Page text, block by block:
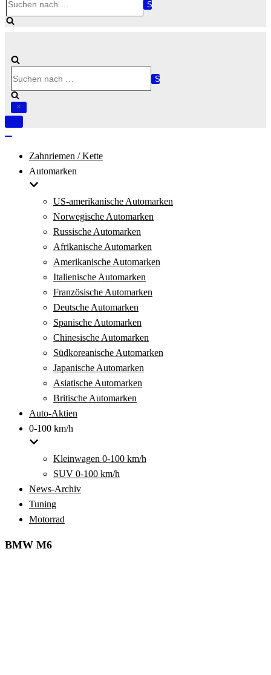
nach …
nach …
Navigation
Zahnriemen / Kette
Automarken
US-amerikanische Automarken
Norwegische Automarken
Russische Automarken
Afrikanische Automarken
Amerikanische Automarken
Italienische Automarken
Französische Automarken
Deutsche Automarken
Spanische Automarken
Chinesische Automarken
Südkoreanische Automarken
Japanische Automarken
Asiatische Automarken
Britische Automarken
Auto-Aktien
0-100 km/h
Kleinwagen 0-100 km/h
SUV 0-100 km/h
News-Archiv
Tuning
Motorrad
BMW M6